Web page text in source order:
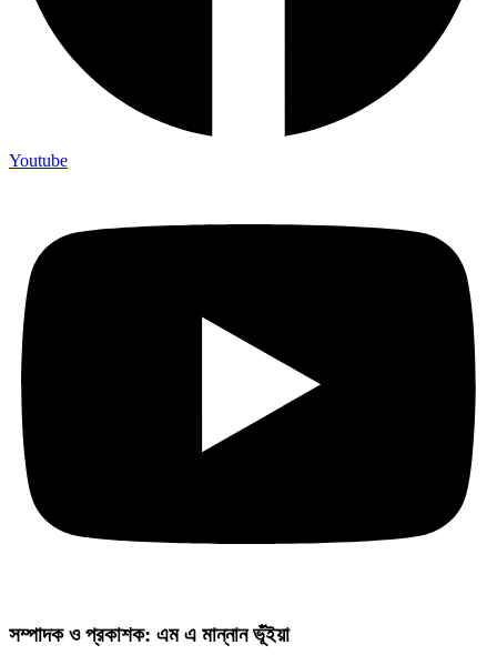
Youtube
সম্পাদক ও প্রকাশক: এম এ মান্নান ভূঁইয়া